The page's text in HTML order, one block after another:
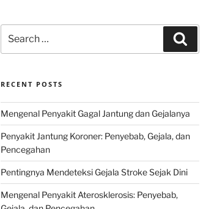
for:
RECENT POSTS
Mengenal Penyakit Gagal Jantung dan Gejalanya
Penyakit Jantung Koroner: Penyebab, Gejala, dan
Pencegahan
Pentingnya Mendeteksi Gejala Stroke Sejak Dini
Mengenal Penyakit Aterosklerosis: Penyebab,